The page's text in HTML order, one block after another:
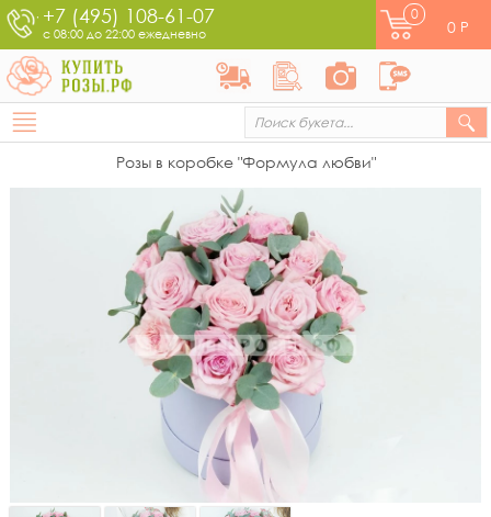
+7 (495) 108-61-07
с 08:00 до 22:00 ежедневно
0
0 Р
Розы в коробке "Формула любви"